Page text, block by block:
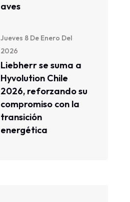
aves
Jueves 8 De Enero Del
2026
Liebherr se suma a
Hyvolution Chile
2026, reforzando su
compromiso con la
transición
energética